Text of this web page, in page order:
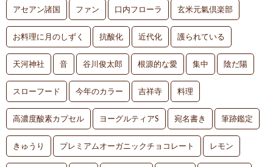
アセアン諸国 ファン 口内フローラ 玄米元氣倶楽部
お料理に月のしずく 抗酸化 近代化 護られている
天河神社 音 谷川俊太郎 根源的な愛 集中 陰だ陽
スローフード 今年のカラー 吉祥寺 料理
高濃度酸素カプセル ヨーグルティアS 宛名書き 筆跡鑑定
きゅうり プレミアムオーガニックチョコレート レモン